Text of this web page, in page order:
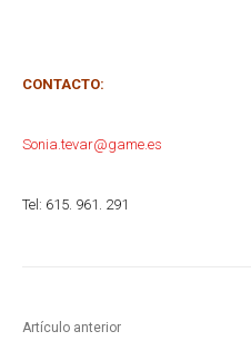
CONTACTO:
Sonia.tevar@game.es
Tel: 615. 961. 291
Artículo anterior